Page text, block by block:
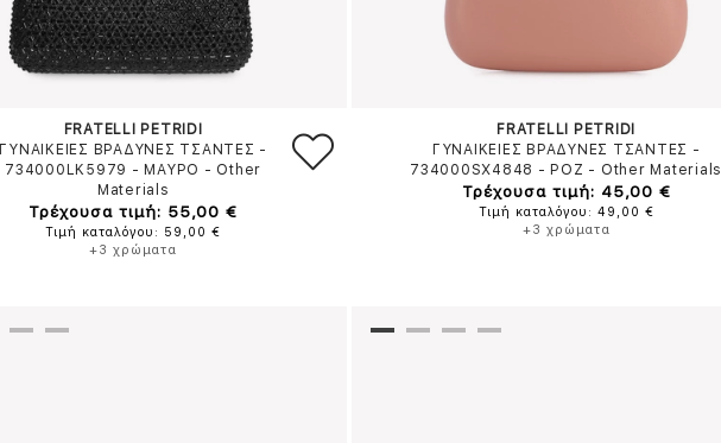
FRATELLI PETRIDI
ΓΥΝΑΙΚΕΙΕΣ ΒΡΑΔΥΝΕΣ ΤΣΑΝΤΕΣ -
734000LK5979 - ΜΑΥΡΟ - Other
Materials
Τρέχουσα τιμή: 55,00 €
Τιμή καταλόγου: 59,00 €
+3 χρώματα
FRATELLI PETRIDI
ΓΥΝΑΙΚΕΙΕΣ ΒΡΑΔΥΝΕΣ ΤΣΑΝΤΕΣ -
734000SX4848 - ΡΟΖ - Other Materials
Τρέχουσα τιμή: 45,00 €
Τιμή καταλόγου: 49,00 €
+3 χρώματα